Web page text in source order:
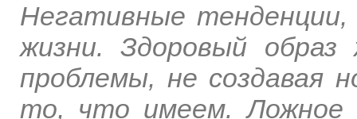
Негативные
жизни. Здоровый
проблемы, не создавая
то, что имеем. Ложное